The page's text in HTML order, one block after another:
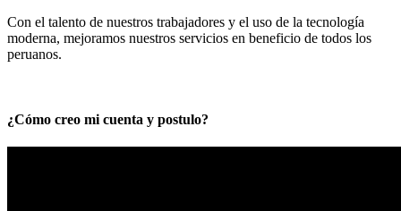
Con el talento de nuestros trabajadores y el uso de la tecnología
moderna, mejoramos nuestros servicios en beneficio de todos los
peruanos.
¿Cómo creo mi cuenta y postulo?